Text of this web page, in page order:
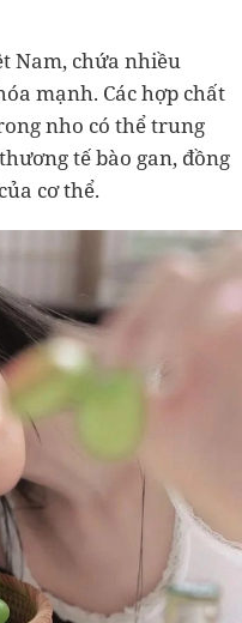
Nam, chứa nhiều
mạnh. Các hợp chất
nho có thể trung
tế bào gan, đồng
cơ thể.